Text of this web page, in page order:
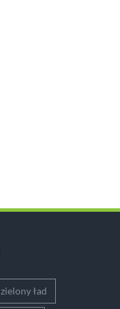
zielony ład